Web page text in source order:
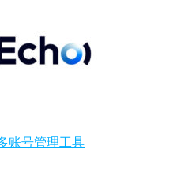
账号管理工具